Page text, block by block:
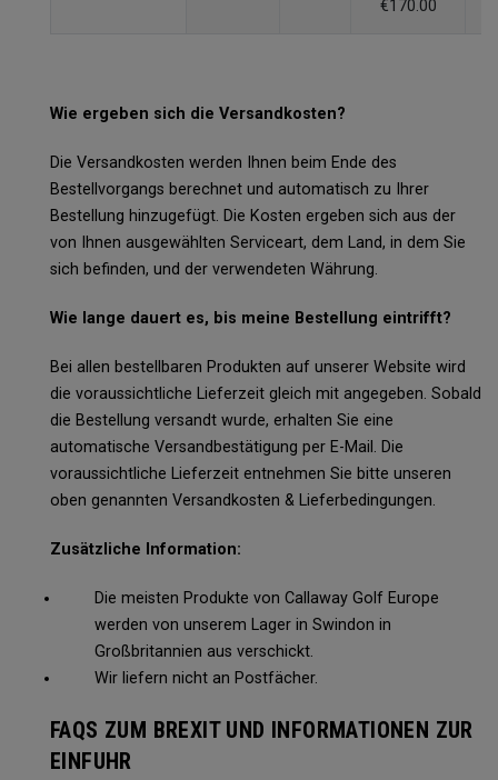
€170.00
Wie ergeben sich die Versandkosten?
Die Versandkosten werden Ihnen beim Ende des
Bestellvorgangs berechnet und automatisch zu Ihrer
Bestellung hinzugefügt. Die Kosten ergeben sich aus der
von Ihnen ausgewählten Serviceart, dem Land, in dem Sie
sich befinden, und der verwendeten Währung.
Wie lange dauert es, bis meine Bestellung eintrifft?
Bei allen bestellbaren Produkten auf unserer Website wird
die voraussichtliche Lieferzeit gleich mit angegeben. Sobald
die Bestellung versandt wurde, erhalten Sie eine
automatische Versandbestätigung per E-Mail. Die
voraussichtliche Lieferzeit entnehmen Sie bitte unseren
oben genannten Versandkosten & Lieferbedingungen.
Zusätzliche Information:
Die meisten Produkte von Callaway Golf Europe
werden von unserem Lager in Swindon in
Großbritannien aus verschickt.
Wir liefern nicht an Postfächer.
FAQS ZUM BREXIT UND INFORMATIONEN ZUR
EINFUHR